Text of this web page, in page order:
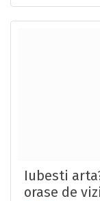
Iubesti
orase de